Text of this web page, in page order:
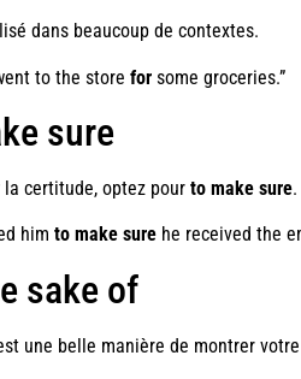
dans beaucoup de contextes.
to the storefor some groceries.”
sure
la certitude, optez pourto make sure.
himto make sure he received the
sake of
une belle manière de montrer